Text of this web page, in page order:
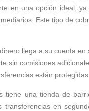
en una opción ideal,
Este tipo de
llega a su cuenta en
sin comisiones
están
tiene una tienda de
transferencias en